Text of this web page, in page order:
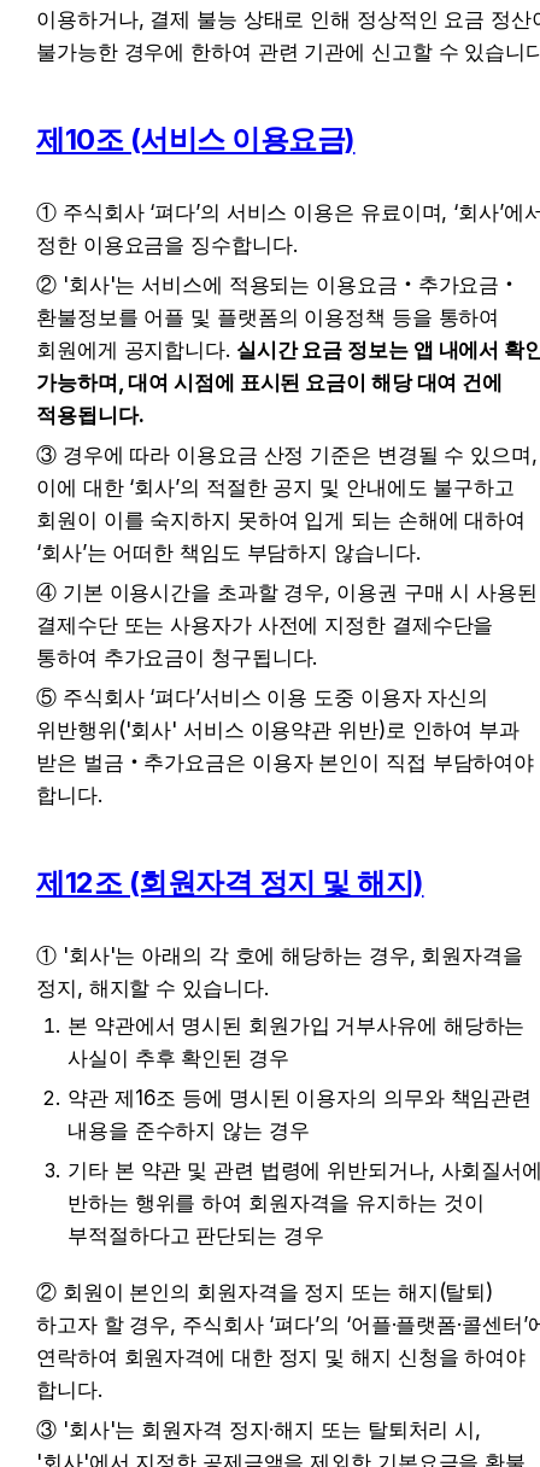
이용하거나, 결제 불능 상태로 인해 정상적인 요금 정산
불가능한 경우에 한하여 관련 기관에 신고할 수 있습니
제10조 (서비스 이용요금)
① 주식회사 ‘펴다’의 서비스 이용은 유료이며, ‘회사’에
정한 이용요금을 징수합니다.
② '회사'는 서비스에 적용되는 이용요금‧추가요금‧
환불정보를 어플 및 플랫폼의 이용정책 등을 통하여
회원에게 공지합니다. 실시간 요금 정보는 앱 내에서 확
가능하며, 대여 시점에 표시된 요금이 해당 대여 건에
적용됩니다.
③ 경우에 따라 이용요금 산정 기준은 변경될 수 있으며,
이에 대한 ‘회사’의 적절한 공지 및 안내에도 불구하고
회원이 이를 숙지하지 못하여 입게 되는 손해에 대하여
‘회사’는 어떠한 책임도 부담하지 않습니다.
④ 기본 이용시간을 초과할 경우, 이용권 구매 시 사용된
결제수단 또는 사용자가 사전에 지정한 결제수단을
통하여 추가요금이 청구됩니다.
⑤ 주식회사 ‘펴다’서비스 이용 도중 이용자 자신의
위반행위('회사' 서비스 이용약관 위반)로 인하여 부과
받은 벌금‧추가요금은 이용자 본인이 직접 부담하여야
합니다.
제12조 (회원자격 정지 및 해지)
① '회사'는 아래의 각 호에 해당하는 경우, 회원자격을
정지, 해지할 수 있습니다.
본 약관에서 명시된 회원가입 거부사유에 해당하는
사실이 추후 확인된 경우
약관 제16조 등에 명시된 이용자의 의무와 책임관련
내용을 준수하지 않는 경우
기타 본 약관 및 관련 법령에 위반되거나, 사회질서
반하는 행위를 하여 회원자격을 유지하는 것이
부적절하다고 판단되는 경우
② 회원이 본인의 회원자격을 정지 또는 해지(탈퇴)
하고자 할 경우, 주식회사 ‘펴다’의 ‘어플·플랫폼·콜센터’
연락하여 회원자격에 대한 정지 및 해지 신청을 하여야
합니다.
③ '회사'는 회원자격 정지·해지 또는 탈퇴처리 시,
'회사'에서 지정한 공제금액을 제외한 기본요금을 환불